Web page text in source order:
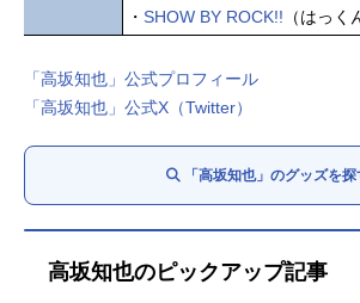
・ SHOW BY ROCK!! （はっく
「高坂知也」公式プロフィール
「高坂知也」公式X（Twitter）
「高坂知也」のグッズを探
高坂知也のピックアップ記事